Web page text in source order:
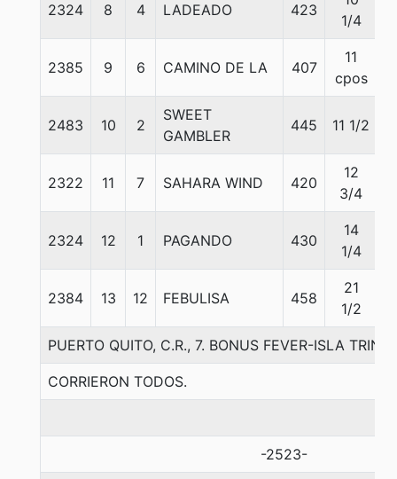
2324 8 4 LADEADO 423
1/4
2385 9 6 CAMINO DE LA 407
11
cpos
2483 10 2
SWEET
GAMBLER
445 11 1/2
2322 11 7 SAHARA WIND 420
12
3/4
2324 12 1 PAGANDO 430
14
1/4
2384 13 12 FEBULISA 458
21
1/2
PUERTO QUITO, C.R., 7. BONUS FEVER-ISLA
CORRIERON TODOS.
-2523-